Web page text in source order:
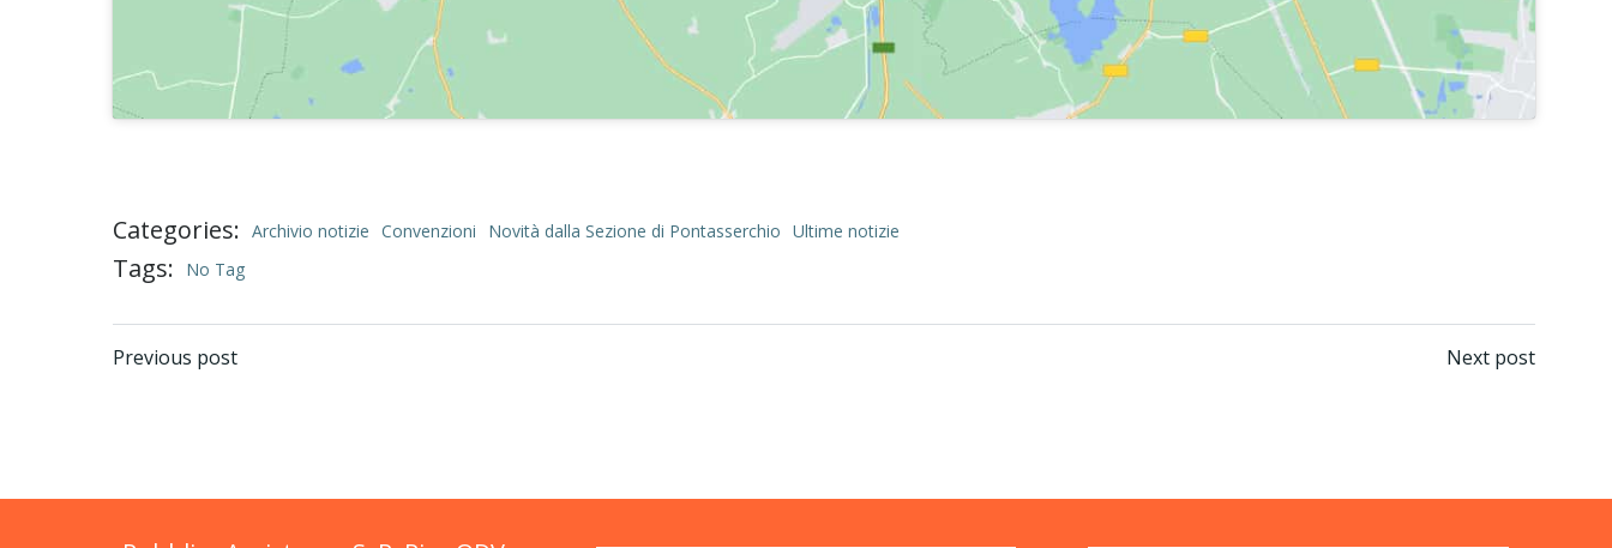
Categories: Archivio notizie Convenzioni Novità dalla Sezione di Pontasserchio Ultime notizie
Tags: No Tag
Post
Previous post Next post